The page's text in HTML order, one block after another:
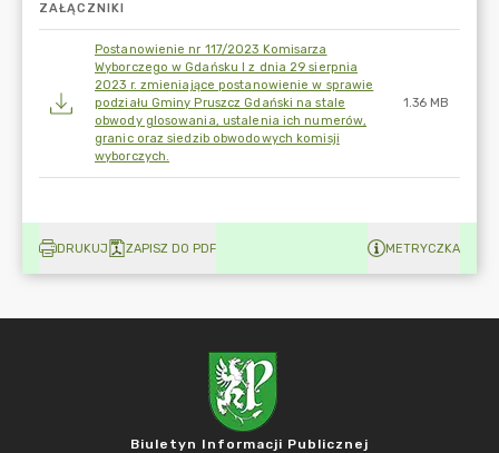
ZAŁĄCZNIKI
Postanowienie nr 117/2023 Komisarza
Wyborczego w Gdańsku I z dnia 29 sierpnia
2023 r. zmieniające postanowienie w sprawie
podziału Gminy Pruszcz Gdański na stale
obwody glosowania, ustalenia ich numerów,
granic oraz siedzib obwodowych komisji
wyborczych.
1.36 MB
DRUKUJ ZAPISZ DO PDF METRYCZKA
Biuletyn Informacji Publicznej